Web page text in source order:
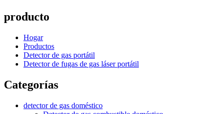
producto
Hogar
Productos
Detector de gas portátil
Detector de fugas de gas láser portátil
Categorías
detector de gas doméstico